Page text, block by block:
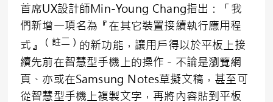
首席UX設計師Min-Young Chang指出：「我
們新增一項名為『在其它裝置接續執行應用程
式』
（註二） 的新功能，讓用戶得以於平板上接
續先前在智慧型手機上的操作－不論是瀏覽網
頁、亦或在Samsung Notes草擬文稿，甚至可
從智慧型手機上複製文字，再將內容貼到平板